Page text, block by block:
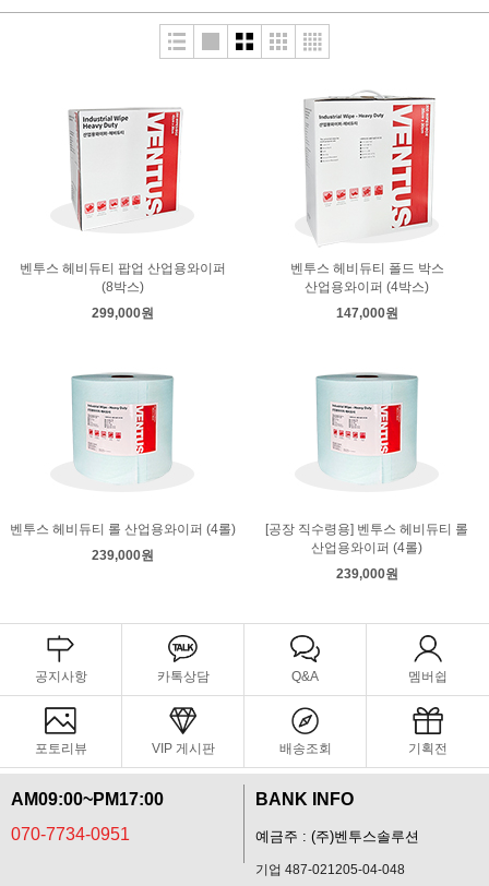
벤투스 헤비듀티 팝업 산업용와이퍼
(8박스)
299,000원
벤투스 헤비듀티 폴드 박스
산업용와이퍼 (4박스)
147,000원
벤투스 헤비듀티 롤 산업용와이퍼 (4롤)
239,000원
[공장 직수령용] 벤투스 헤비듀티 롤
산업용와이퍼 (4롤)
239,000원
공지사항 카톡상담 Q&A 멤버쉽
포토리뷰 VIP 게시판 배송조회 기획전
AM09:00~PM17:00
070-7734-0951
BANK INFO
예금주 : (주)벤투스솔루션
기업 487-021205-04-048